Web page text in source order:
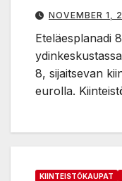
NOVEMBER 1,
Eteläesplanadi
8, sijaitsevan
eurolla.
KIINTEISTÖKAUPAT